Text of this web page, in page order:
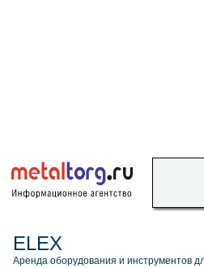
ELEX
Аренда оборудования и инструментов